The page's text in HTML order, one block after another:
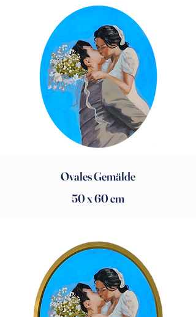
Ovales Gemälde
50 x 60 cm